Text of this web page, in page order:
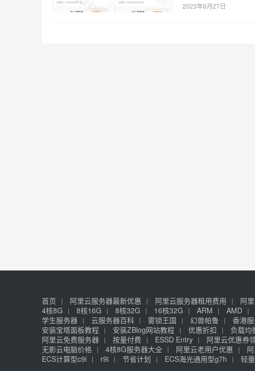
2023年6月27日
首页 阿里云服务器最新优惠 阿里云服务器租用费用 阿
4核8G
8核16G 8核32G 16核32G ARM AMD
学生服务器
云服务器百科 雾锁王国 幻兽帕鲁 香港
安装宝塔面板教程
安装ZBlog网站教程 优惠折扣 负载均
阿里云免费服务器
按量付费 ESSD Entry 阿里云优惠券
无影云电脑价格
4核8G服务器大全 阿里云老用户优惠
ECS计算型c9i
r9i 节省计划 ECS海光通用型g7h 轻